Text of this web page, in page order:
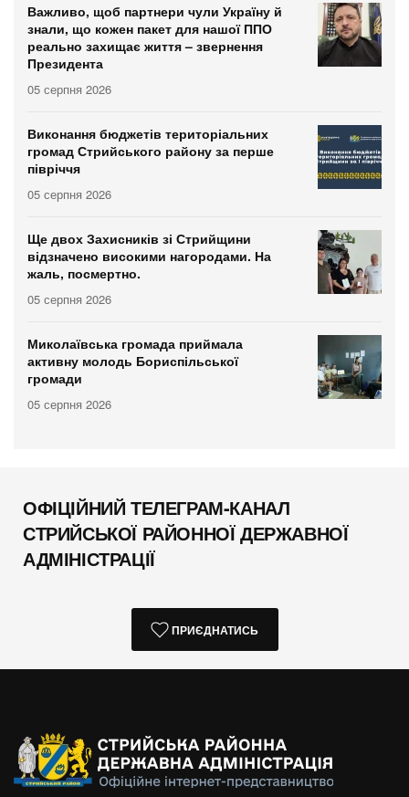
Важливо, щоб партнери чули Україну й
знали, що кожен пакет для нашої ППО
реально захищає життя – звернення
Президента
05 серпня 2026
Виконання бюджетів територіальних
громад Стрийського району за перше
півріччя
05 серпня 2026
Ще двох Захисників зі Стрийщини
відзначено високими нагородами. На
жаль, посмертно.
05 серпня 2026
Миколаївська громада приймала
активну молодь Бориспільської
громади
05 серпня 2026
ОФІЦІЙНИЙ ТЕЛЕГРАМ-КАНАЛ
СТРИЙСЬКОЇ РАЙОННОЇ ДЕРЖАВНОЇ
АДМІНІСТРАЦІЇ
ПРИЄДНАТИСЬ